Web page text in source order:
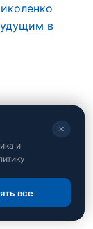
в
✕
и
все